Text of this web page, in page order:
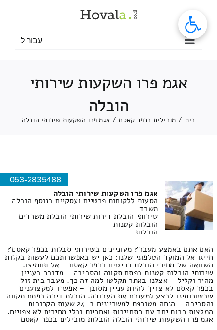
עבור ל
אגמ פרו השקעות שירותי
הובלה
בית / מובילים בכפר קאסם / אגמ פרו השקעות שירותי הובלה
053-2835488
אגמ פרו השקעות שירותי הובלה
הסעות ללקוחות פרטיים ועסקיים בנוסף הובלה
משרד
שירותי הובלת דירות שירותי הובלת משרדים
הובלות קטנות
הובלות
האם אתם באמצע מעבר? מעוניינים בשירותי סבלות בכפר קאסם?
חייגו אל המוקד הטלפוני שלנו: כאן יש באפשרותכם לעשות בקלות
השוואה של מחירי הובלת רהיטים בכפר קאסם – אל תחמיצו.
שירותי הובלות קטנות בפתח תקווה והסביבה – מדובר בעניין
מהיר וקליל – אצלנו באתר תקלטו למה זה כך. מעבר בית זול
בכפר קאסם לא צריך להיות עניין מסובך – אפשרו למקצוענים
שבשורותינו לבצע למענכם את העבודה. הובלת דירה בפתח תקווה
והסביבה – הנחה מטורפת למשריינים ב-24 שעות הקרובות –
המלצות רבות יחד עם התחייבות ואחריות ובלי מחירים לא צפויים.
אגמ פרו השקעות שירותי הובלה הובלות מובילים בכפר קאסם